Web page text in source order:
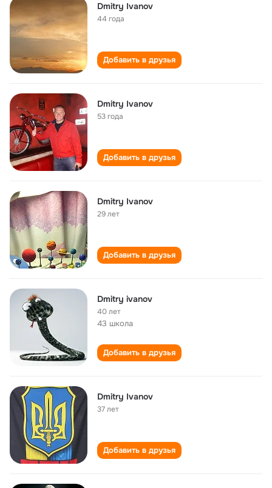
Dmitry Ivanov
44 года
Добавить в друзья
Dmitry Ivanov
53 года
Добавить в друзья
Dmitry Ivanov
29 лет
Добавить в друзья
Dmitry ivanov
40 лет
43 школа
Добавить в друзья
Dmitry Ivanov
37 лет
Добавить в друзья